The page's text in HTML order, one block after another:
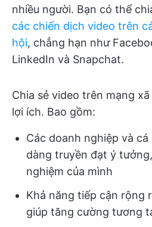
nhiều người. Bạn có thể
các chiến dịch video trên
hội, chẳng hạn như
LinkedIn và Snapchat.
Chia sẻ video trên mạng
lợi ích. Bao gồm:
Các doanh nghiệp và
dàng truyền đạt ý
nghiệm của mình
Khả năng tiếp cận rộng
giúp tăng cường tương